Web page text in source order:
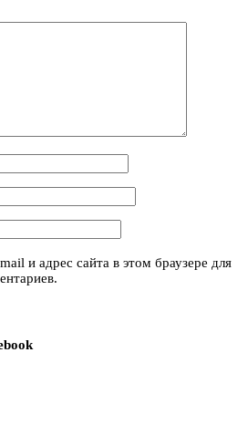
и адрес сайта в этом браузере для